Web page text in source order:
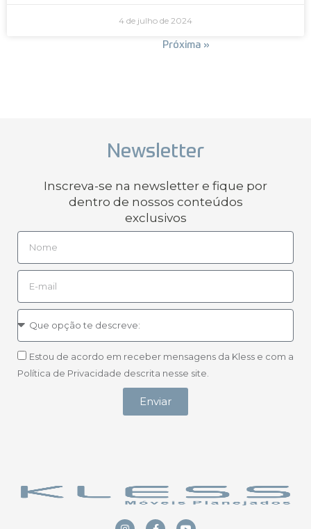
4 de julho de 2024
Próxima »
Newsletter
Inscreva-se na newsletter e fique por
dentro de nossos conteúdos
exclusivos
Estou de acordo em receber mensagens da Kless e com a
Política de Privacidade descrita nesse site.
Enviar